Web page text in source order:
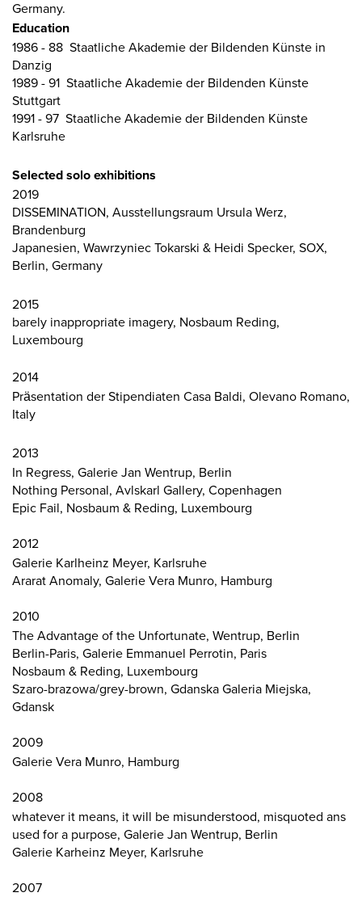
Germany.
Education
1986 - 88 Staatliche Akademie der Bildenden Künste in
Danzig
1989 - 91 Staatliche Akademie der Bildenden Künste
Stuttgart
1991 - 97 Staatliche Akademie der Bildenden Künste
Karlsruhe
Selected solo exhibitions
2019
DISSEMINATION, Ausstellungsraum Ursula Werz,
Brandenburg
Japanesien, Wawrzyniec Tokarski & Heidi Specker, SOX,
Berlin, Germany
2015
barely inappropriate imagery, Nosbaum Reding,
Luxembourg
2014
Präsentation der Stipendiaten Casa Baldi, Olevano Romano,
Italy
2013
In Regress, Galerie Jan Wentrup, Berlin
Nothing Personal, Avlskarl Gallery, Copenhagen
Epic Fail, Nosbaum & Reding, Luxembourg
2012
Galerie Karlheinz Meyer, Karlsruhe
Ararat Anomaly, Galerie Vera Munro, Hamburg
2010
The Advantage of the Unfortunate, Wentrup, Berlin
Berlin-Paris, Galerie Emmanuel Perrotin, Paris
Nosbaum & Reding, Luxembourg
Szaro-brazowa/grey-brown, Gdanska Galeria Miejska,
Gdansk
2009
Galerie Vera Munro, Hamburg
2008
whatever it means, it will be misunderstood, misquoted ans
used for a purpose, Galerie Jan Wentrup, Berlin
Galerie Karheinz Meyer, Karlsruhe
2007